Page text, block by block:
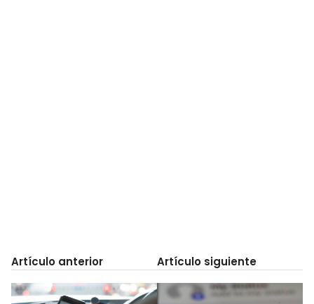
Artículo anterior Artículo siguiente